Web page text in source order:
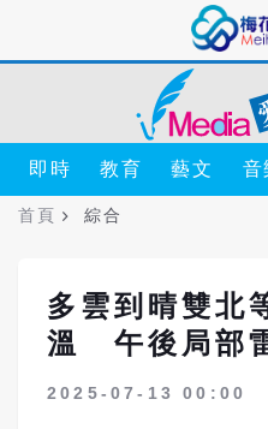
即時 教育 藝文 音
首頁 綜合
多雲到晴雙北
溫 午後局部
2025-07-13 00:00